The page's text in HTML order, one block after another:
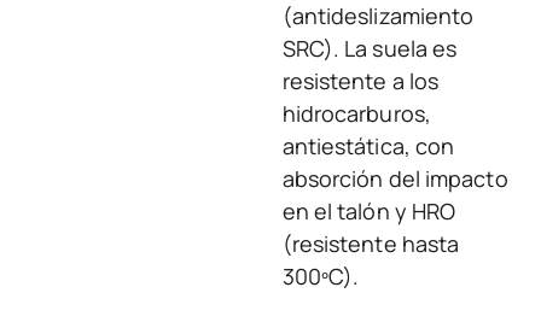
(antideslizamiento
SRC). La suela es
resistente a los
hidrocarburos,
antiestática, con
absorción del impacto
en el talón y HRO
(resistente hasta
300ºC).